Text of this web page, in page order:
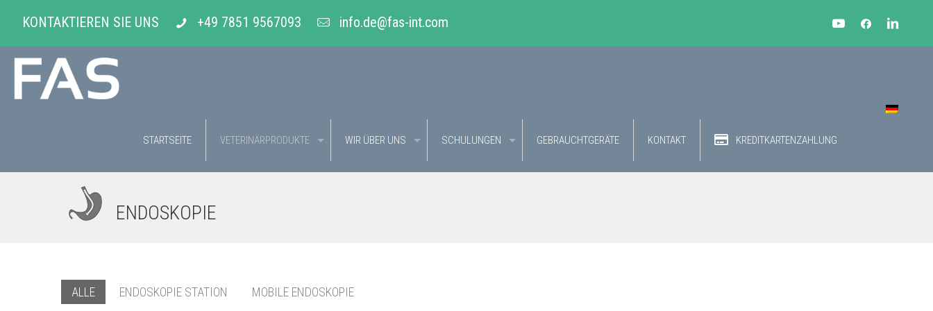
KONTAKTIEREN SIE UNS +49 7851 9567093 info.de@fas-int.com
STARTSEITE VETERINÄRPRODUKTE WIR ÜBER UNS SCHULUNGEN GEBRAUCHTGERÄTE KONTAKT KREDITKARTENZAHLUNG
ENDOSKOPIE
ALLE ENDOSKOPIE STATION MOBILE ENDOSKOPIE